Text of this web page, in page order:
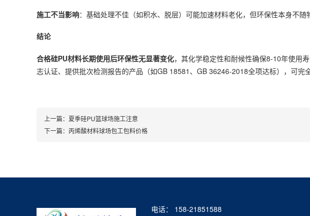
施工不当影响：基础处理不佳（如积水、脱层）可能加速材料老化，但环保性本身不随
结论
合格硅PU材料长期使用后环保性无显著变化，其化学稳定性和耐候性确保8-10年使用
志认证、提供批次检测报告的产品（如GB 18581、GB 36246-2018全项达标），可完
上一篇： 夏季硅PU篮球场施工注意
下一篇： 丙烯酸材料球场包工包料价格
电话： 158-21851588